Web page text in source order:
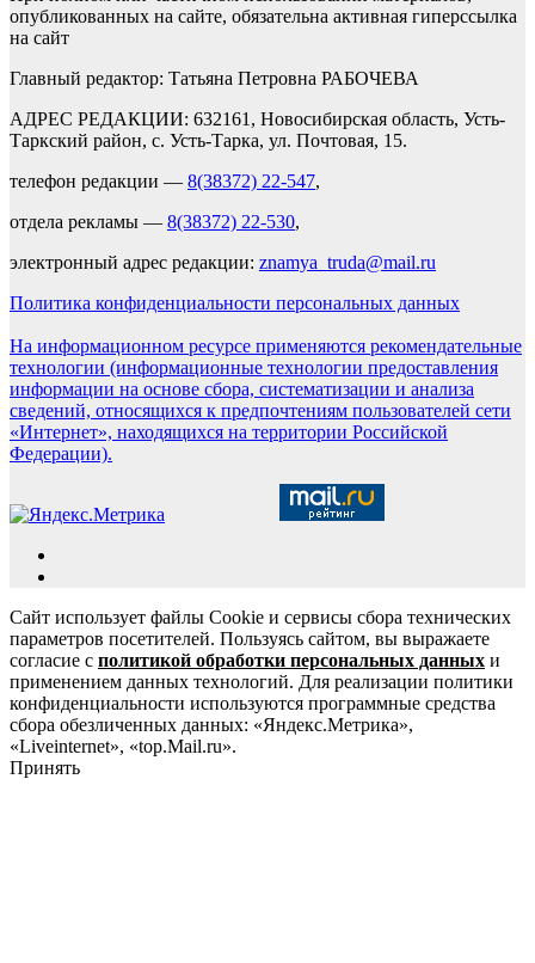
опубликованных на сайте, обязательна активная гиперссылка
на сайт
Главный редактор: Татьяна Петровна РАБОЧЕВА
АДРЕС РЕДАКЦИИ: 632161, Новосибирская область, Усть-
Таркский район, с. Усть-Тарка, ул. Почтовая, 15.
телефон редакции — 8(38372) 22-547,
отдела рекламы — 8(38372) 22-530,
электронный адрес редакции: znamya_truda@mail.ru
Политика конфиденциальности персональных данных
На информационном ресурсе применяются рекомендательные
технологии (информационные технологии предоставления
информации на основе сбора, систематизации и анализа
сведений, относящихся к предпочтениям пользователей сети
«Интернет», находящихся на территории Российской
Федерации).
Сайт использует файлы Cookie и сервисы сбора технических
параметров посетителей. Пользуясь сайтом, вы выражаете
согласие с политикой обработки персональных данных и
применением данных технологий. Для реализации политики
конфиденциальности используются программные средства
сбора обезличенных данных: «Яндекс.Метрика»,
«Liveinternet», «top.Mail.ru».
Принять